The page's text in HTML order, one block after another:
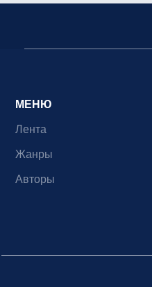
МЕНЮ
Лента
Жанры
Авторы